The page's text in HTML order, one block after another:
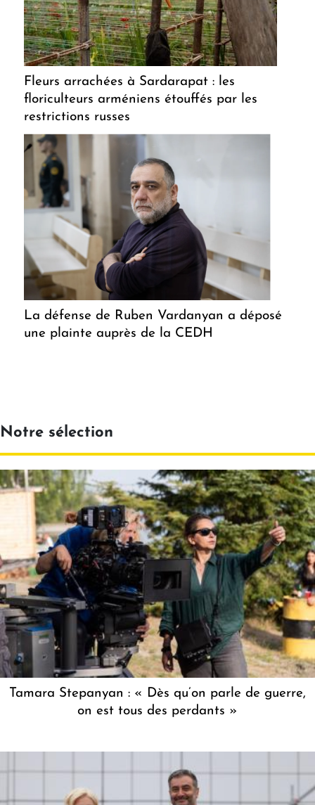
Fleurs arrachées à Sardarapat : les
floriculteurs arméniens étouffés par les
restrictions russes
La défense de Ruben Vardanyan a déposé
une plainte auprès de la CEDH
Notre sélection
Tamara Stepanyan : « Dès qu’on parle de guerre,
on est tous des perdants »